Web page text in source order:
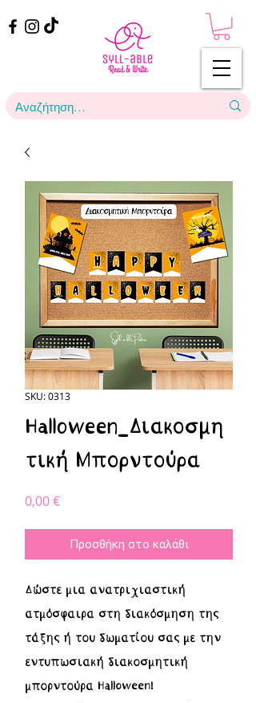
SKU: 0313
Halloween_Διακοσμη
τική Μπορντούρα
0,00 €Τιμή
Προσθήκη στο καλάθι
Δώστε μια ανατριχιαστική
ατμόσφαιρα στη διακόσμηση της
τάξης ή του δωματίου σας με την
εντυπωσιακή διακοσμητική
μπορντούρα Halloween!